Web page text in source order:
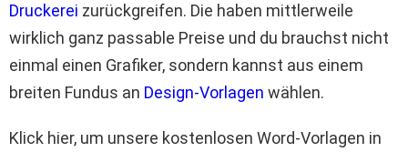
Druckerei zurückgreifen. Die haben mittlerweile
wirklich ganz passable Preise und du brauchst nicht
einmal einen Grafiker, sondern kannst aus einem
breiten Fundus an Design-Vorlagen wählen.
Klick hier, um unsere kostenlosen Word-Vorlagen in